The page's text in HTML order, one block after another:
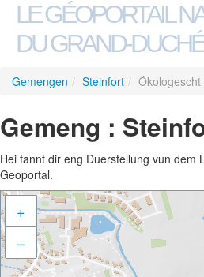
LE GÉOPORTAIL
DU GRAND-
Gemengen / Steinfort / Ökologescht
Gemeng :
Hei fannt dir eng Duerstellung vun
Geoportal.
+
–